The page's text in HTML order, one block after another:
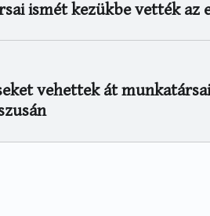
ismét kezükbe vették az
vehettek át